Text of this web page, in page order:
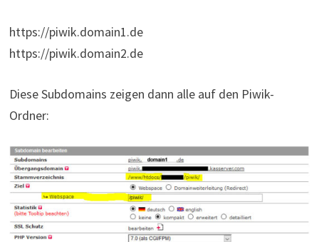
https://piwik.domain1.de
https://piwik.domain2.de
Diese Subdomains zeigen dann alle auf den Piwik-
Ordner: